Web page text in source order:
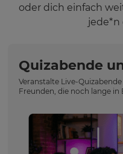
oder dich einfach
jede*n
Quizabende
Veranstalte Live-
Freunden, die noch lange in